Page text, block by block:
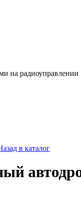
на радиоуправлении
в каталог